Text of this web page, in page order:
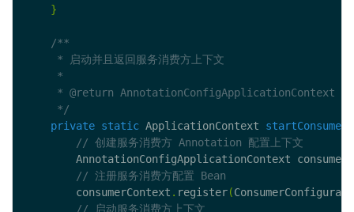
}
     */
private static ApplicationContext
AnnotationConfigApplicationContext
        consumerContext
. register(